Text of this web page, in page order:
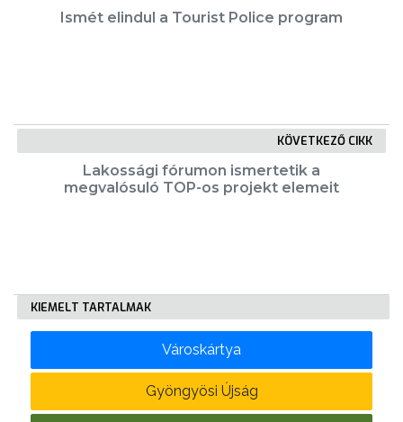
KONCEPCIÓK
AZ
Ismét elindul a Tourist Police program
KÖVETKEZŐ CIKK
Lakossági fórumon ismertetik a
megvalósuló TOP-os projekt elemeit
KIEMELT TARTALMAK
Városkártya
Gyöngyösi Újság